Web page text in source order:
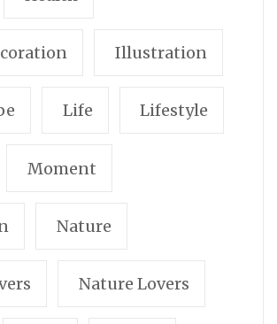
Illustration
Life Lifestyle
Moment
Nature
Nature Lovers